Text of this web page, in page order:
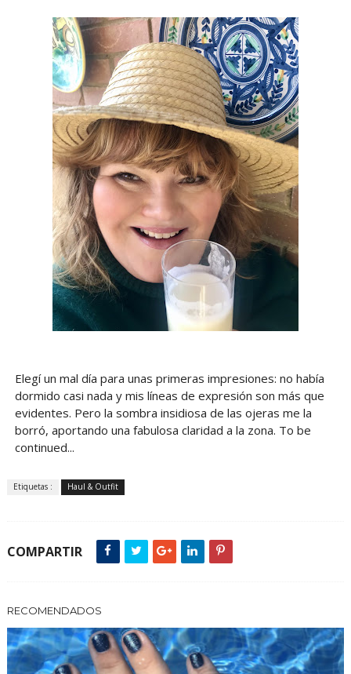
Elegí un mal día para unas primeras impresiones: no había
dormido casi nada y mis líneas de expresión son más que
evidentes. Pero la sombra insidiosa de las ojeras me la
borró, aportando una fabulosa claridad a la zona. To be
continued...
Etiquetas : Haul & Outfit
COMPARTIR
RECOMENDADOS